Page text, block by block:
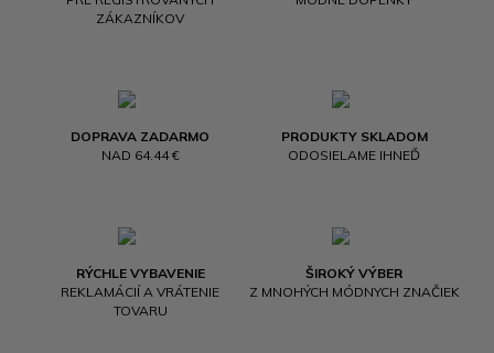
ZÁKAZNÍKOV
DOPRAVA ZADARMO
NAD 64.44 €
PRODUKTY SKLADOM
ODOSIELAME IHNEĎ
RÝCHLE VYBAVENIE
REKLAMÁCIÍ A VRÁTENIE
TOVARU
ŠIROKÝ VÝBER
Z MNOHÝCH MÓDNYCH ZNAČIEK